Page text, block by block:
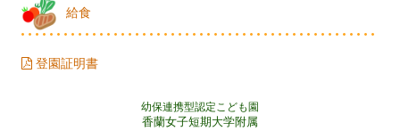
給食
登園証明書
幼保連携型認定こども園
香蘭女子短期大学附属